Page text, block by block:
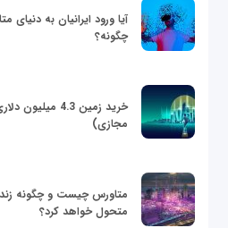
آیا ورود ایرانیان به
چگونه؟
خرید زمین 4.3
مجازی)
متاورس چیست و چگونه
متحول خواهد کرد؟